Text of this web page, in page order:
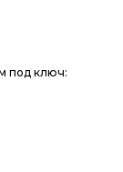
под ключ: